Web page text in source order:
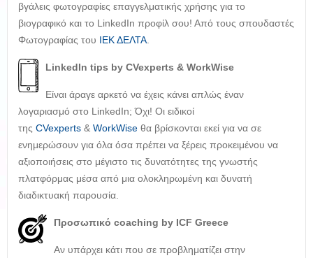
βγάλεις φωτογραφίες επαγγελματικής χρήσης για το
βιογραφικό και το LinkedIn προφίλ σου! Από τους σπουδαστές
Φωτογραφίας του ΙΕΚ ΔΕΛΤΑ
LinkedIn tips by CVexperts & WorkWise
Είναι άραγε αρκετό να έχεις κάνει απλώς έναν
λογαριασμό στο LinkedIn; Όχι! Οι ειδικοί
της CVexperts & WorkWise θα βρίσκονται εκεί για να σε
ενημερώσουν για όλα όσα πρέπει να ξέρεις προκειμένου να
αξιοποιήσεις στο μέγιστο τις δυνατότητες της γνωστής
πλατφόρμας μέσα από μια ολοκληρωμένη και δυνατή
διαδικτυακή παρουσία.
Προσωπικό coaching by ICF Greece
Αν υπάρχει κάτι που σε προβληματίζει στην